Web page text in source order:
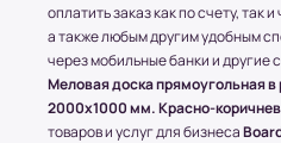
(!) Все товары защищены
воздействия
упаковки.
оплатить заказ как по счету, так
а также любым другим удобным
через мобильные банки и другие
Меловая доска прямоугольная
2000x1000 мм. Красно-
товаров и услуг для бизнеса